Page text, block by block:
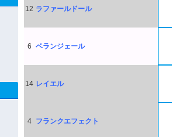
12 ラファールドール
6 ベランジェール
14 レイエル
4 フランクエフェクト